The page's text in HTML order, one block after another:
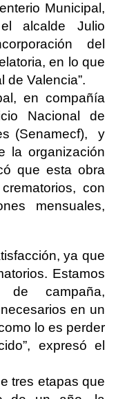
Municipal,
alcalde Julio
del
en lo que
de Valencia”.
en compañía
Nacional de
(Senamecf), y
la organización
que esta obra
con
mensuales,
ya que
Estamos
de campaña,
en un
lo es perder
expresó el
tres etapas que